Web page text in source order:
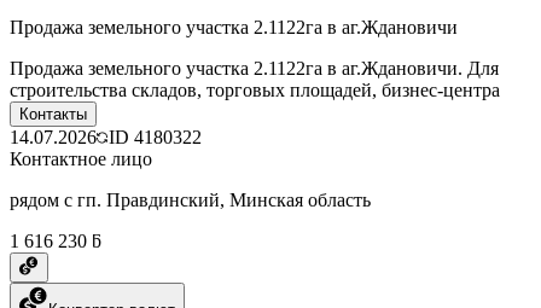
Продажа земельного участка 2.1122га в аг.Ждановичи
Продажа земельного участка 2.1122га в аг.Ждановичи. Для
строительства складов, торговых площадей, бизнес-центра
Контакты
14.07.2026 ID 4180322
Контактное лицо
рядом с гп. Правдинский, Минская область
1 616 230 ƃ